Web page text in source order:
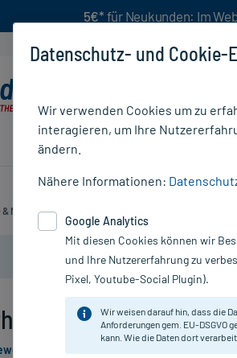
5€* für Neukunden: Im
Ratgeber
Mundpflege
Nur für kurze
Schallzahnbürste, 1
& PlusHerzen sichern
Datenschutz- und Cookie-
Wir verwenden Cookies um zu
interagieren, um Ihre
ändern.
Nähere Informationen:
Google Analytics
Mit diesen Cookies können wir
und Ihre Nutzererfahrung zu
Pixel, Youtube-Social Plugin).
Wir weisen darauf hin, dass die
Anforderungen gem. EU-DSGVO
kann. Wie die Daten dort